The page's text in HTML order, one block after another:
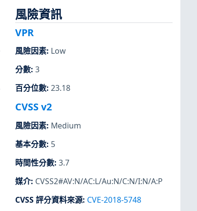
風險資訊
VPR
風險因素: Low
分數: 3
百分位數: 23.18
CVSS v2
風險因素: Medium
基本分數: 5
時間性分數: 3.7
媒介: CVSS2#AV:N/AC:L/Au:N/C:N/I:N/A:P
CVSS 評分資料來源: CVE-2018-5748